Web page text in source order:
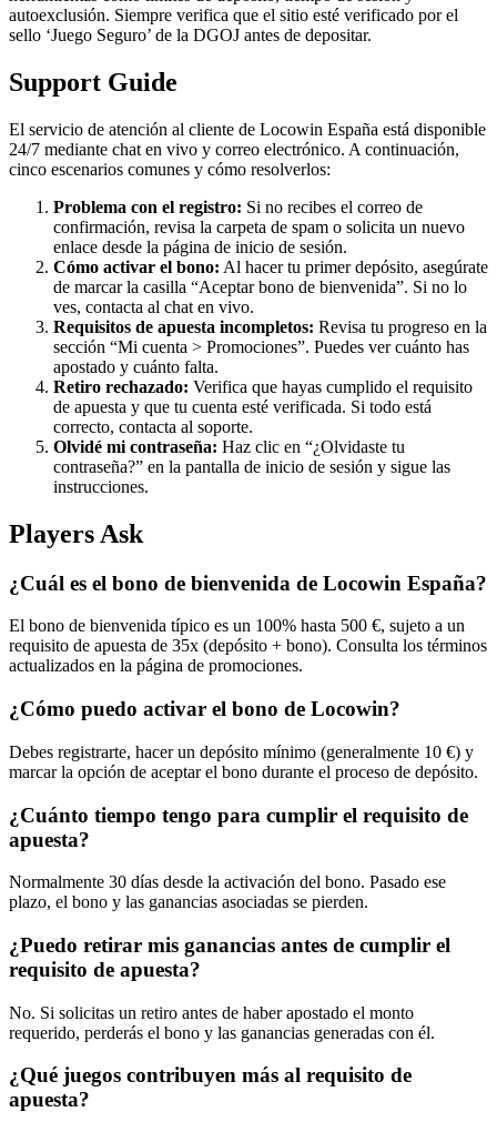
autoexclusión. Siempre verifica que el sitio esté verificado por el
sello ‘Juego Seguro’ de la DGOJ antes de depositar.
Support Guide
El servicio de atención al cliente de Locowin España está disponible
24/7 mediante chat en vivo y correo electrónico. A continuación,
cinco escenarios comunes y cómo resolverlos:
Problema con el registro: Si no recibes el correo de
confirmación, revisa la carpeta de spam o solicita un nuevo
enlace desde la página de inicio de sesión.
Cómo activar el bono: Al hacer tu primer depósito, asegúrate
de marcar la casilla “Aceptar bono de bienvenida”. Si no lo
ves, contacta al chat en vivo.
Requisitos de apuesta incompletos: Revisa tu progreso en la
sección “Mi cuenta > Promociones”. Puedes ver cuánto has
apostado y cuánto falta.
Retiro rechazado: Verifica que hayas cumplido el requisito
de apuesta y que tu cuenta esté verificada. Si todo está
correcto, contacta al soporte.
Olvidé mi contraseña: Haz clic en “¿Olvidaste tu
contraseña?” en la pantalla de inicio de sesión y sigue las
instrucciones.
Players Ask
¿Cuál es el bono de bienvenida de Locowin España?
El bono de bienvenida típico es un 100% hasta 500 €, sujeto a un
requisito de apuesta de 35x (depósito + bono). Consulta los términos
actualizados en la página de promociones.
¿Cómo puedo activar el bono de Locowin?
Debes registrarte, hacer un depósito mínimo (generalmente 10 €) y
marcar la opción de aceptar el bono durante el proceso de depósito.
¿Cuánto tiempo tengo para cumplir el requisito de
apuesta?
Normalmente 30 días desde la activación del bono. Pasado ese
plazo, el bono y las ganancias asociadas se pierden.
¿Puedo retirar mis ganancias antes de cumplir el
requisito de apuesta?
No. Si solicitas un retiro antes de haber apostado el monto
requerido, perderás el bono y las ganancias generadas con él.
¿Qué juegos contribuyen más al requisito de
apuesta?